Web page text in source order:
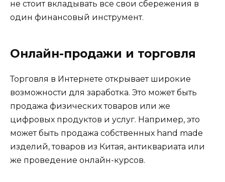
не стоит вкладывать все свои сбережения в
один финансовый инструмент.
Онлайн-продажи и торговля
Торговля в Интернете открывает широкие
возможности для заработка. Это может быть
продажа физических товаров или же
цифровых продуктов и услуг. Например, это
может быть продажа собственных hand made
изделий, товаров из Китая, антиквариата или
же проведение онлайн-курсов.